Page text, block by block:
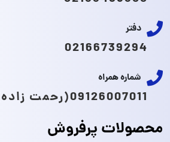
دفتر
02166739294
شماره همراه
09126007011(رحمت زاده)
محصولات پرفروش